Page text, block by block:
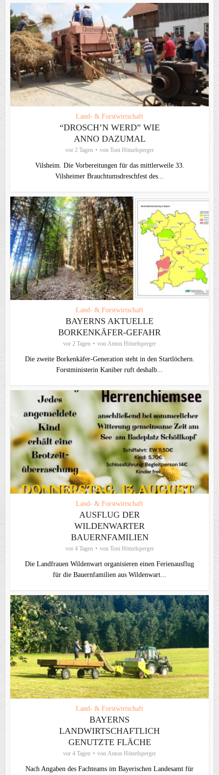
Land- & Forstwirtschaft
“DROSCH’N WERD” WIE
ANNO DAZUMAL
vor 2 Tagen von Toni Hötzelsperger
Vilsheim. Die Vorbereitungen für das mittlerweile 33.
Vilsheimer Brauchtumsdreschfest des...
Land- & Forstwirtschaft
BAYERNS AKTUELLE
BORKENKÄFER-GEFAHR
vor 2 Tagen von Anton Hötzelsperger
Die zweite Borkenkäfer-Generation steht in den Startlöchern.
Forstministerin Kaniber ruft deshalb...
Land- & Forstwirtschaft
AUSFLUG DER
WILDENWARTER
BAUERNFAMILIEN
vor 4 Tagen von Toni Hötzelsperger
Die Landfrauen Wildenwart organisieren einen Ferienausflug
für die Bauernfamilien aus Wildenwart...
Land- & Forstwirtschaft
BAYERNS
LANDWIRTSCHAFTLICH
GENUTZTE FLÄCHE
vor 4 Tagen von Anton Hötzelsperger
Nach Angaben des Fachteams im Bayerischen Landesamt für